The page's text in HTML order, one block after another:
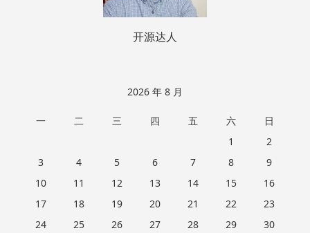
开源达人
2026 年 8 月
一 二 三 四 五 六
日
1
2
3
4 5 6 7 8
9
10
11 12 13 14 15
16
17
18 19 20 21 22
23
24
25 26 27 28 29 30